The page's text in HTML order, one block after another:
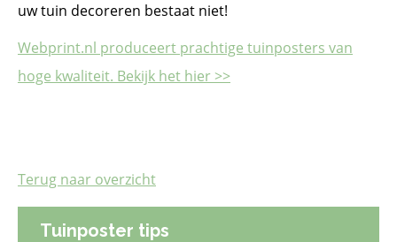
uw tuin decoreren bestaat niet!
Webprint.nl produceert prachtige tuinposters van
hoge kwaliteit. Bekijk het hier >>
Terug naar overzicht
Tuinposter tips